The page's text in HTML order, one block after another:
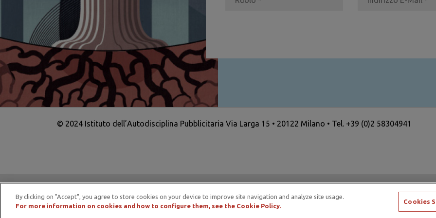
© 2024 Istituto dell’Autodisciplina Pubblicitaria Via Larga 15 • 20122 Milano • Tel. +39 (0)2 58304941
IAP è membro di EASA – European Advertising Standards Alliance e di ICAS – International Council
By clicking on "Accept", you agree to store cookies on your device to improve site navigation and analyze site usage.
For more information on cookies and how to configure them, see the Cookie Policy.
Cookies